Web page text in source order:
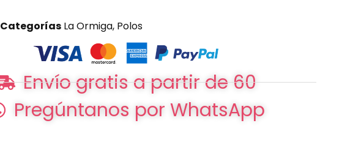
Categorías La Ormiga, Polos
Envío gratis a partir de 60
Pregúntanos por WhatsApp